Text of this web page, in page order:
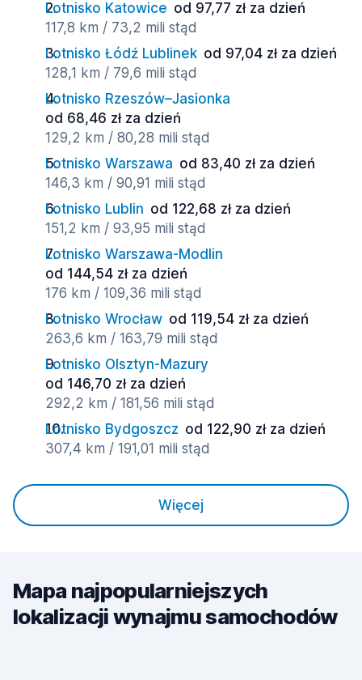
Lotnisko Katowice od 97,77 zł za dzień
117,8 km / 73,2 mili stąd
Lotnisko Łódź Lublinek od 97,04 zł za dzień
128,1 km / 79,6 mili stąd
Lotnisko Rzeszów–Jasionka
od 68,46 zł za dzień
129,2 km / 80,28 mili stąd
Lotnisko Warszawa od 83,40 zł za dzień
146,3 km / 90,91 mili stąd
Lotnisko Lublin od 122,68 zł za dzień
151,2 km / 93,95 mili stąd
Lotnisko Warszawa-Modlin
od 144,54 zł za dzień
176 km / 109,36 mili stąd
Lotnisko Wrocław od 119,54 zł za dzień
263,6 km / 163,79 mili stąd
Lotnisko Olsztyn-Mazury
od 146,70 zł za dzień
292,2 km / 181,56 mili stąd
Lotnisko Bydgoszcz od 122,90 zł za dzień
307,4 km / 191,01 mili stąd
Więcej
Mapa najpopularniejszych
lokalizacji wynajmu samochodów